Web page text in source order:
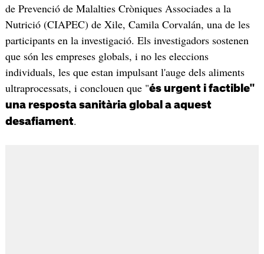
de Prevenció de Malalties Cròniques Associades a la
Nutrició (CIAPEC) de Xile, Camila Corvalán, una de les
participants en la investigació. Els investigadors sostenen
que són les empreses globals, i no les eleccions
individuals, les que estan impulsant l'auge dels aliments
ultraprocessats, i conclouen que "és urgent i factible"
una resposta sanitària global a aquest
desafiament.